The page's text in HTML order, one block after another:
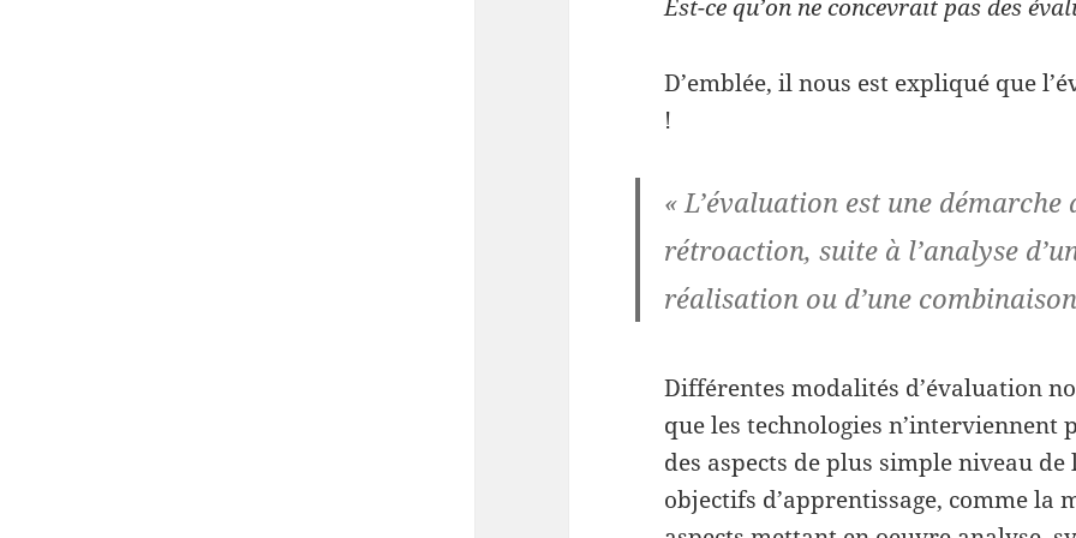
Est-ce qu’on ne concevrait pas des
D’emblée, il nous est expliqué que
!
« L’évaluation est une
rétroaction, suite à l’analyse
réalisation ou d’une
Différentes modalités d’évaluation
que les technologies
des aspects de plus simple niveau
objectifs d’apprentissage, comme la